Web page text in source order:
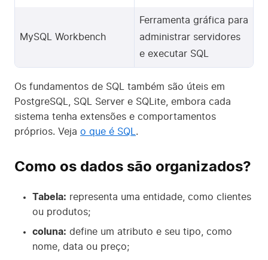
MySQL Workbench
Ferramenta gráfica para
administrar servidores
e executar SQL
Os fundamentos de SQL também são úteis em
PostgreSQL, SQL Server e SQLite, embora cada
sistema tenha extensões e comportamentos
próprios. Veja o que é SQL .
Como os dados são organizados?
Tabela: representa uma entidade, como clientes
ou produtos;
coluna: define um atributo e seu tipo, como
nome, data ou preço;